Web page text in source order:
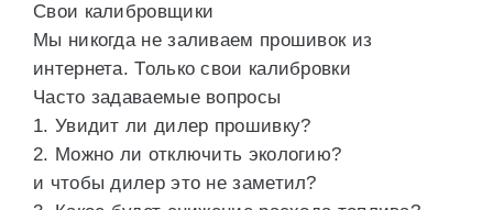
Свои калибровщики
Мы никогда не заливаем прошивок из
интернета. Только свои калибровки
Часто задаваемые вопросы
1. Увидит ли дилер прошивку?
2. Можно ли отключить экологию?
и чтобы дилер это не заметил?